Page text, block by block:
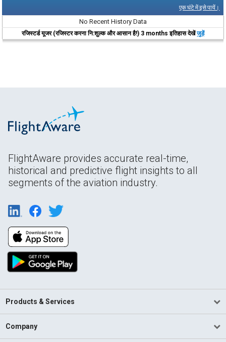
एक घंटे में इसे पायें।
No Recent History Data
रजिस्टर्ड यूजर (रजिस्टर करना नि:शुल्क और आसान है!) 3 months इतिहास देखेंजुड़ें
FlightAware provides accurate real-time,
historical and predictive flight insights to all
segments of the aviation industry.
Products & Services
Company